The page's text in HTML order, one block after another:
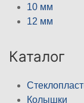
10 мм
12 мм
Каталог
Колышки